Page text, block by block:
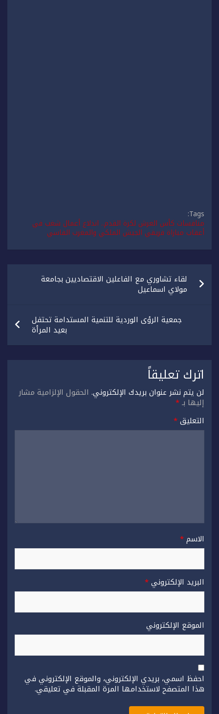
Tags:
منافسات كأس العرش لكرة القدم.. اندلاع أعمال شغب في
أعقاب مباراة فريقي الجيش الملكي والمغرب الفاسي
تصفّح
المقالاتلقاء تشاوري مع الفاعلين الاقتصاديين بجامعة
مولاي اسماعيل
جمعية الرؤى الوردية للتنمية المستدامة تحتفل
بعيد المرأة
اترك تعليقاً
لن يتم نشر عنوان بريدك الإلكتروني. الحقول الإلزامية مشار
إليها بـ*
التعليق*
الاسم*
البريد الإلكتروني*
الموقع الإلكتروني
احفظ اسمي، بريدي الإلكتروني، والموقع الإلكتروني في
هذا المتصفح لاستخدامها المرة المقبلة في تعليقي.